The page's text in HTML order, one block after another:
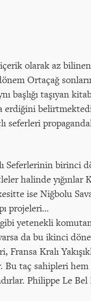
olarak az
Ortaçağ
başlığı taşıyan
erdiğini
Seferlerinin birinci
halinde yığınlar
ise Niğbolu
projeleri…
yetenekli
da bu ikinci
Kralı
Bu taç sahipleri
Philippe Le